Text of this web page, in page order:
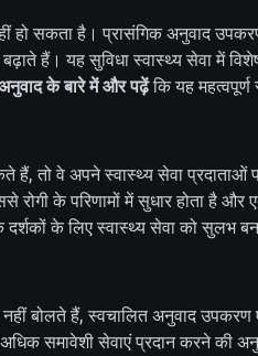
हो सकता है। प्रासंगिक अनुवाद
हैं। यह सुविधा स्वास्थ्य सेवा में
के बारे में और पढ़ेंकि यह
हैं, तो वे अपने स्वास्थ्य सेवा
के परिणामों में सुधार होता है और
दर्शकों के लिए स्वास्थ्य सेवा को सुलभ
बोलते हैं, स्वचालित अनुवाद उपकरण
समावेशी सेवाएं प्रदान करने की